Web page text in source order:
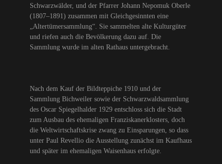
Schwarzwälder, und der Pfarrer Johann Nepomuk Oberle
(1807–1891) zusammen mit Gleichgesinnten eine
„Altertümersammlung“. Sie sammelten alte Kulturgüter
und riefen auch die Bevölkerung dazu auf. Die
Sammlung wurde im alten Rathaus untergebracht.
Nach dem Kauf der Bildteppiche 1910 und der
Sammlung Bichweiler sowie der Schwarzwaldsammlung
des Oscar Spiegelhalder 1929 entschloss sich die Stadt
zum Ausbau des ehemaligen Franziskanerklosters, doch
die Weltwirtschaftskrise zwang zu Einsparungen, so dass
unter Paul Revellio die Ausstellung zunächst im Kaufhaus
und später im ehemaligen Waisenhaus erfolgte.